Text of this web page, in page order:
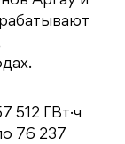
512 ГВт·ч
76 237